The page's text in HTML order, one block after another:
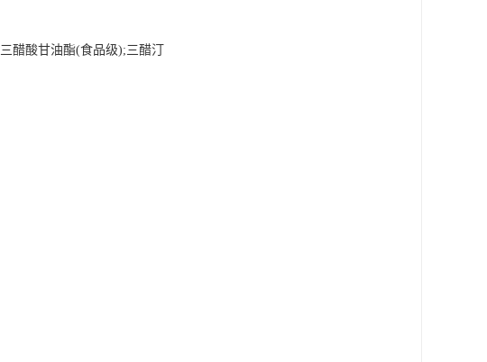
三醋酸甘油酯(食品级);三醋汀